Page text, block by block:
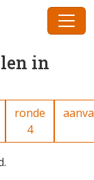
in
ronde
4